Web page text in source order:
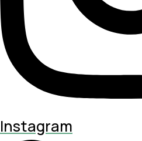
Instagram